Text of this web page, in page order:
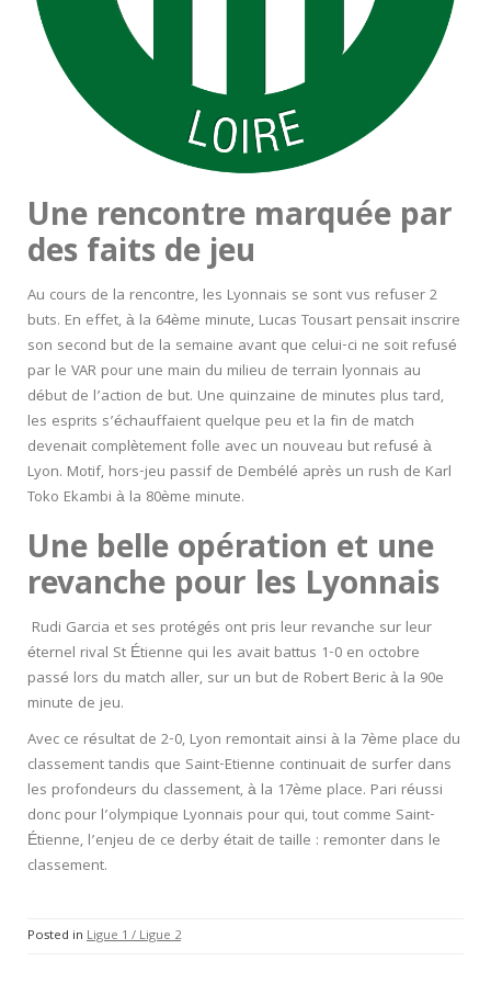
Une rencontre marquée par
des faits de jeu
Au cours de la rencontre, les Lyonnais se sont vus refuser 2
buts. En effet, à la 64ème minute, Lucas Tousart pensait inscrire
son second but de la semaine avant que celui-ci ne soit refusé
par le VAR pour une main du milieu de terrain lyonnais au
début de l’action de but. Une quinzaine de minutes plus tard,
les esprits s’échauffaient quelque peu et la fin de match
devenait complètement folle avec un nouveau but refusé à
Lyon. Motif, hors-jeu passif de Dembélé après un rush de Karl
Toko Ekambi à la 80ème minute.
Une belle opération et une
revanche pour les Lyonnais
Rudi Garcia et ses protégés ont pris leur revanche sur leur
éternel rival St Étienne qui les avait battus 1-0 en octobre
passé lors du match aller, sur un but de Robert Beric à la 90e
minute de jeu.
Avec ce résultat de 2-0, Lyon remontait ainsi à la 7ème place du
classement tandis que Saint-Etienne continuait de surfer dans
les profondeurs du classement, à la 17ème place. Pari réussi
donc pour l’olympique Lyonnais pour qui, tout comme Saint-
Étienne, l’enjeu de ce derby était de taille : remonter dans le
classement.
Posted in Ligue 1 / Ligue 2